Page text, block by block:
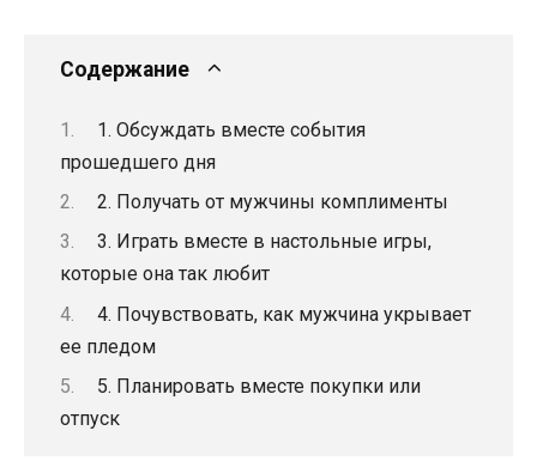
Содержание
1. Обсуждать вместе события
прошедшего дня
2. Получать от мужчины комплименты
3. Играть вместе в настольные игры,
которые она так любит
4. Почувствовать, как мужчина укрывает
ее пледом
5. Планировать вместе покупки или
отпуск